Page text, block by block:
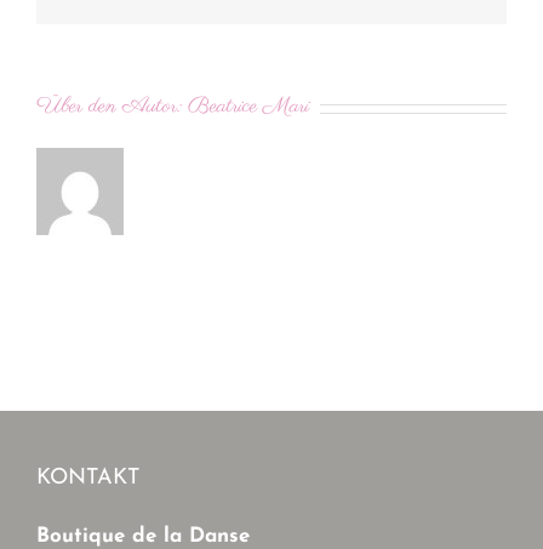
Über den Autor: Beatrice Mari
KONTAKT
Boutique de la Danse